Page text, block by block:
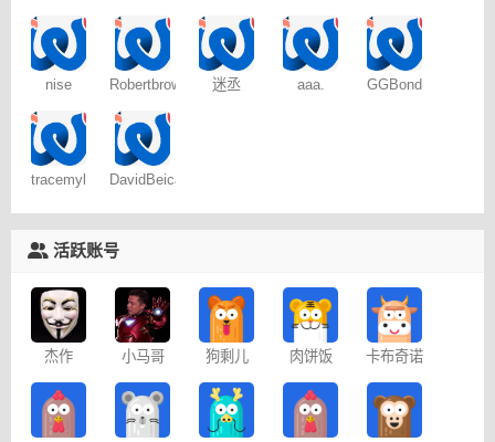
nise Robertbrows 迷丞 aaa. GGBond
tracemyl DavidBeica
活跃账号
杰作 小马哥 狗剩儿 肉饼饭 卡布奇诺